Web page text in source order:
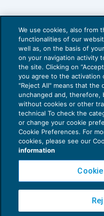
Reddito di
procedura di
26/
We use cookies, also from
functionalities of our
well as, on the basis of
on your navigation activity
the site. Clicking on
you agree to the activation
"Reject All" means that
unchanged and, therefore,
without cookies or other
technical To check the
or change your cookie
Cookie Preferences. For
cookies, please see our
information